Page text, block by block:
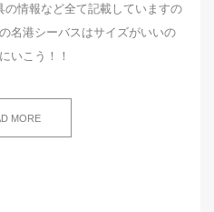
情報など全て記載していますの
名港シーバスはサイズがいいの
いこう！！
MORE